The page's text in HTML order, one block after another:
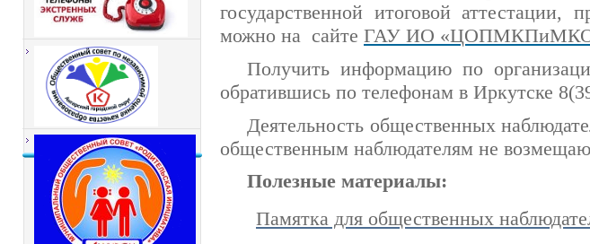
государственной итоговой
можно на сайте ГАУ ИО
Получить информацию по
обратившись по телефонам в Иркутске
Деятельность общественных
общественным наблюдателям не
Полезные материалы:
Памятка для общественных